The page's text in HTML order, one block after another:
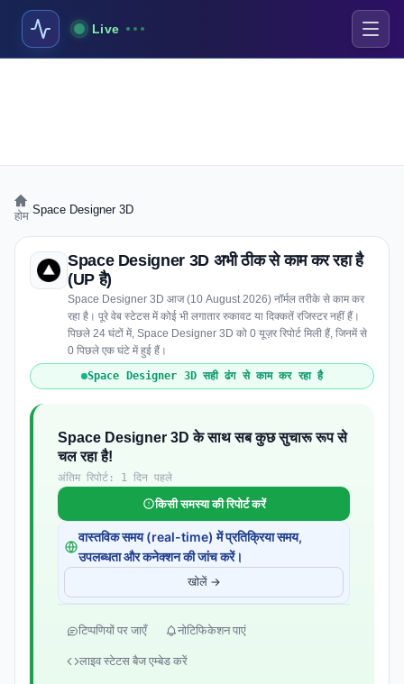
Live
होम Space Designer 3D
Space Designer 3D अभी ठीक से काम कर रहा है
(UP है)
Space Designer 3D आज (10 August 2026) नॉर्मल तरीके से काम कर
रहा है। पूरे वेब स्टेटस में कोई भी लगातार रुकावट या दिक्कतें रजिस्टर नहीं हैं।
पिछले 24 घंटों में, Space Designer 3D को 0 यूज़र रिपोर्ट मिली हैं, जिनमें से
0 पिछले एक घंटे में हुई हैं।
Space Designer 3D सही ढंग से काम कर रहा है
Space Designer 3D के साथ सब कुछ सुचारू रूप से
चल रहा है!
अंतिम रिपोर्ट: 1 दिन पहले
किसी समस्या की रिपोर्ट करें
वास्तविक समय (real-time) में प्रतिक्रिया समय,
उपलब्धता और कनेक्शन की जांच करें।
खोलें →
टिप्पणियों पर जाएँ नोटिफिकेशन पाएं
लाइव स्टेटस बैज एम्बेड करें